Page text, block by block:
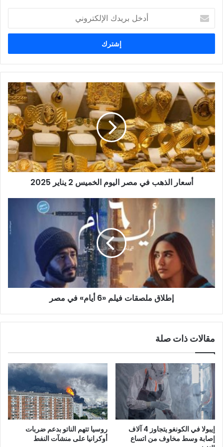
بريدك
الإلكتروني
أسعار
الذهب
في
مصر
اليوم
الخميس
2
يناير
2025
أسعار الذهب في مصر اليوم الخميس 2 يناير 2025
إطلاق ملصقات فيلم «6 أيام» في مصر
مقالات ذات صلة
إيبولا في الكونغو يتجاوز 4 آلاف
إصابة وسط مخاوف من اتساع
روسيا تتهم الناتو بدعم ضربات
أوكرانيا على منشآت النفط